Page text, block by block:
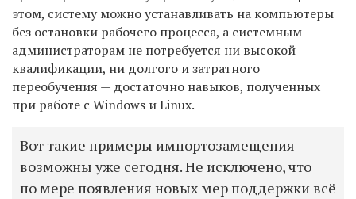
этом, систему можно устанавливать на компьютеры
без остановки рабочего процесса, а системным
администраторам не потребуется ни высокой
квалификации, ни долгого и затратного
переобучения — достаточно навыков, полученных
при работе с Windows иLinux.
Вот такие примеры импортозамещения
возможны уже сегодня. Не исключено, что
по мере появления новых мер поддержки всё